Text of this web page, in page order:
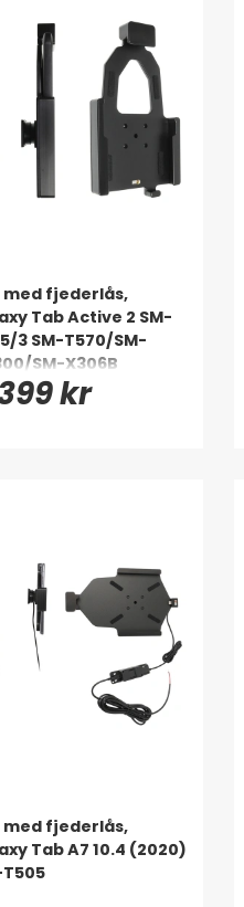
fjederlås,
Tab Active 2 SM-
3 SM-T570/SM-
SM-X306B
kr
fjederlås,
Tab A7 10.4 (2020)